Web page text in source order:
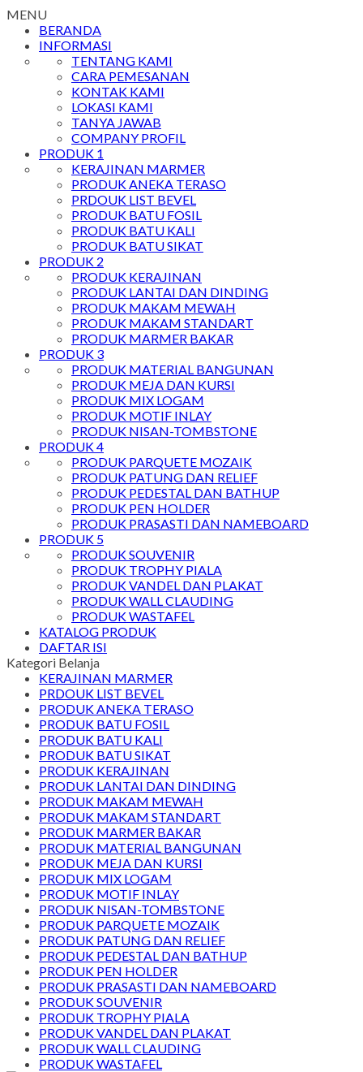
MENU
BERANDA
INFORMASI
TENTANG KAMI
CARA PEMESANAN
KONTAK KAMI
LOKASI KAMI
TANYA JAWAB
COMPANY PROFIL
PRODUK 1
KERAJINAN MARMER
PRODUK ANEKA TERASO
PRDOUK LIST BEVEL
PRODUK BATU FOSIL
PRODUK BATU KALI
PRODUK BATU SIKAT
PRODUK 2
PRODUK KERAJINAN
PRODUK LANTAI DAN DINDING
PRODUK MAKAM MEWAH
PRODUK MAKAM STANDART
PRODUK MARMER BAKAR
PRODUK 3
PRODUK MATERIAL BANGUNAN
PRODUK MEJA DAN KURSI
PRODUK MIX LOGAM
PRODUK MOTIF INLAY
PRODUK NISAN-TOMBSTONE
PRODUK 4
PRODUK PARQUETE MOZAIK
PRODUK PATUNG DAN RELIEF
PRODUK PEDESTAL DAN BATHUP
PRODUK PEN HOLDER
PRODUK PRASASTI DAN NAMEBOARD
PRODUK 5
PRODUK SOUVENIR
PRODUK TROPHY PIALA
PRODUK VANDEL DAN PLAKAT
PRODUK WALL CLAUDING
PRODUK WASTAFEL
KATALOG PRODUK
DAFTAR ISI
Kategori Belanja
KERAJINAN MARMER
PRDOUK LIST BEVEL
PRODUK ANEKA TERASO
PRODUK BATU FOSIL
PRODUK BATU KALI
PRODUK BATU SIKAT
PRODUK KERAJINAN
PRODUK LANTAI DAN DINDING
PRODUK MAKAM MEWAH
PRODUK MAKAM STANDART
PRODUK MARMER BAKAR
PRODUK MATERIAL BANGUNAN
PRODUK MEJA DAN KURSI
PRODUK MIX LOGAM
PRODUK MOTIF INLAY
PRODUK NISAN-TOMBSTONE
PRODUK PARQUETE MOZAIK
PRODUK PATUNG DAN RELIEF
PRODUK PEDESTAL DAN BATHUP
PRODUK PEN HOLDER
PRODUK PRASASTI DAN NAMEBOARD
PRODUK SOUVENIR
PRODUK TROPHY PIALA
PRODUK VANDEL DAN PLAKAT
PRODUK WALL CLAUDING
PRODUK WASTAFEL